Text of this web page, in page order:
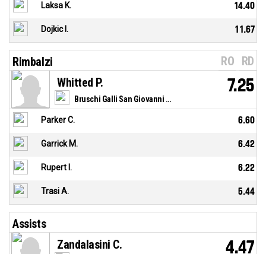
Laksa K. 14.40
Dojkic I. 11.67
Rimbalzi RO RD
Bruschi Galli San Giovanni Valdarno
Whitted P. 7.25
Parker C. 6.60
Garrick M. 6.42
Rupert I. 6.22
Trasi A. 5.44
Assists
Zandalasini C. 4.47